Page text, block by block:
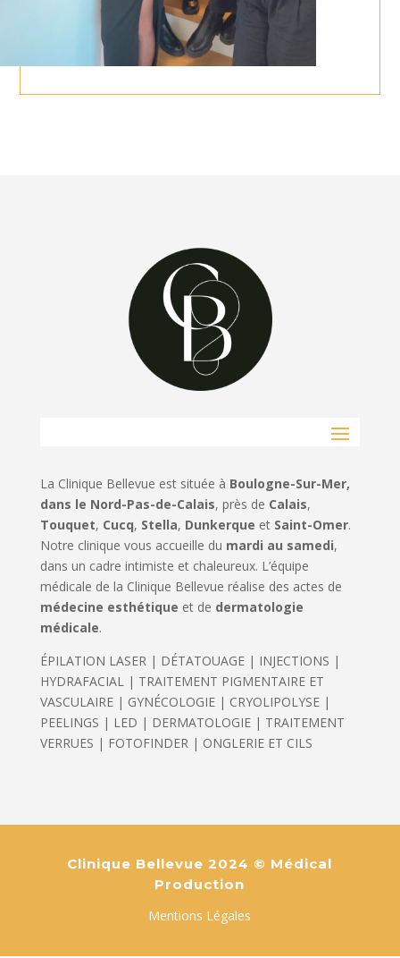
La Clinique Bellevue est située à Boulogne-Sur-Mer,
dans le Nord-Pas-de-Calais, près de Calais,
Touquet, Cucq, Stella, Dunkerque et Saint-Omer.
Notre clinique vous accueille du mardi au samedi,
dans un cadre intimiste et chaleureux. L’équipe
médicale de la Clinique Bellevue réalise des actes de
médecine esthétique et de dermatologie
médicale.
ÉPILATION LASER | DÉTATOUAGE | INJECTIONS |
HYDRAFACIAL | TRAITEMENT PIGMENTAIRE ET
VASCULAIRE | GYNÉCOLOGIE | CRYOLIPOLYSE |
PEELINGS | LED | DERMATOLOGIE | TRAITEMENT
VERRUES | FOTOFINDER | ONGLERIE ET CILS
Clinique Bellevue 2024 © Médical
Production
Mentions Légales